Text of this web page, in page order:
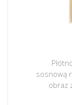
sosnową
obraz